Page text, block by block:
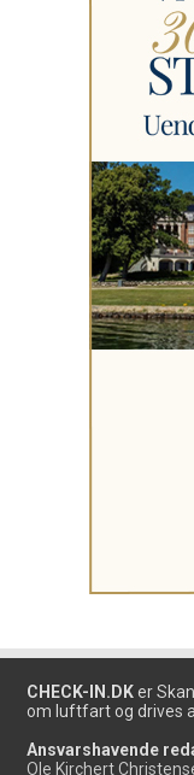
CHECK-IN.DK er
om luftfart og drives
Ansvarshavende
Ole Kirchert